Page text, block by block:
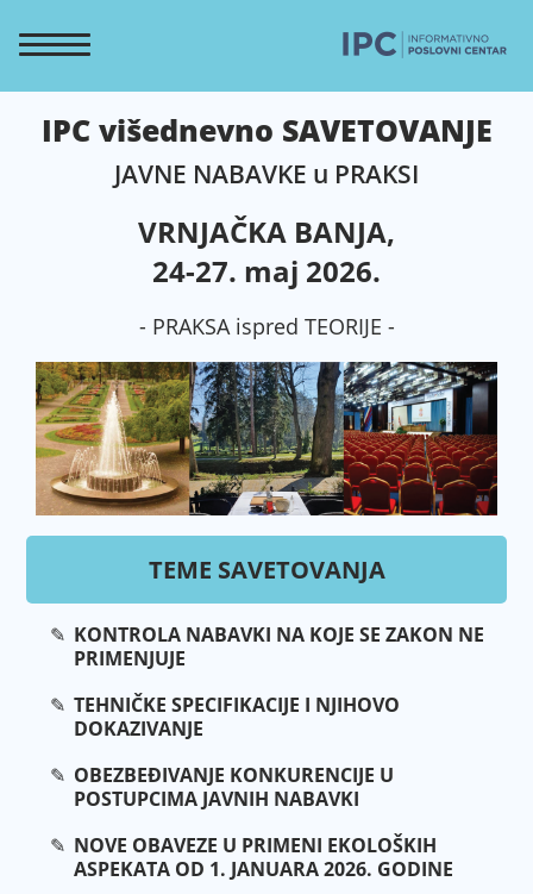
IPC višednevno SAVETOVANJE
JAVNE NABAVKE u PRAKSI
VRNJAČKA BANJA,
24-27. maj 2026.
- PRAKSA ispred TEORIJE -
TEME SAVETOVANJA
KONTROLA NABAVKI NA KOJE SE ZAKON NE
PRIMENJUJE
TEHNIČKE SPECIFIKACIJE I NJIHOVO
DOKAZIVANJE
OBEZBEĐIVANJE KONKURENCIJE U
POSTUPCIMA JAVNIH NABAVKI
NOVE OBAVEZE U PRIMENI EKOLOŠKIH
ASPEKATA OD 1. JANUARA 2026. GODINE